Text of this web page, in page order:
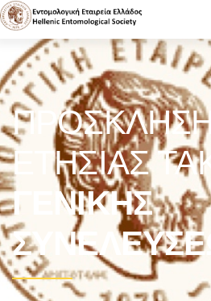
ΠΡΌΣΚΛΗΣΗ
ΕΤΉΣΙΑΣ
ΓΕΝΙΚΉΣ